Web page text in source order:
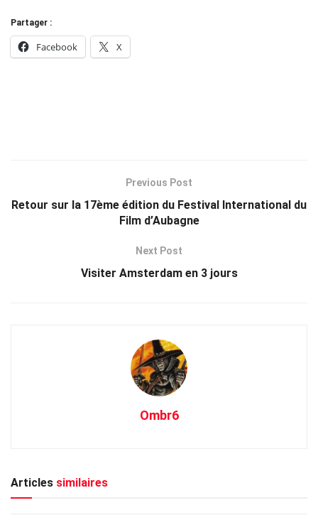
Partager :
Facebook X
Previous Post
Retour sur la 17ème édition du Festival International du
Film d’Aubagne
Next Post
Visiter Amsterdam en 3 jours
Ombr6
Articles similaires